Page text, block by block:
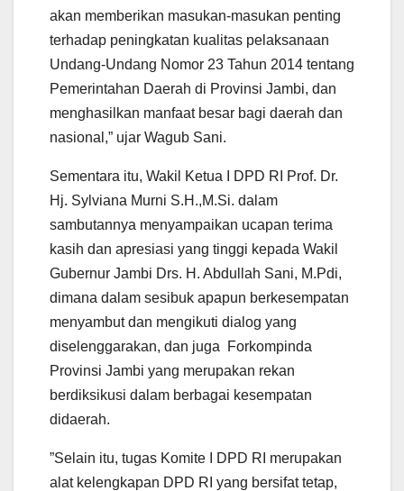
akan memberikan masukan-masukan penting
terhadap peningkatan kualitas pelaksanaan
Undang-Undang Nomor 23 Tahun 2014 tentang
Pemerintahan Daerah di Provinsi Jambi, dan
menghasilkan manfaat besar bagi daerah dan
nasional,” ujar Wagub Sani.
Sementara itu, Wakil Ketua I DPD RI Prof. Dr.
Hj. Sylviana Murni S.H.,M.Si. dalam
sambutannya menyampaikan ucapan terima
kasih dan apresiasi yang tinggi kepada Wakil
Gubernur Jambi Drs. H. Abdullah Sani, M.Pdi,
dimana dalam sesibuk apapun berkesempatan
menyambut dan mengikuti dialog yang
diselenggarakan, dan juga Forkompinda
Provinsi Jambi yang merupakan rekan
berdiksikusi dalam berbagai kesempatan
didaerah.
”Selain itu, tugas Komite I DPD RI merupakan
alat kelengkapan DPD RI yang bersifat tetap,